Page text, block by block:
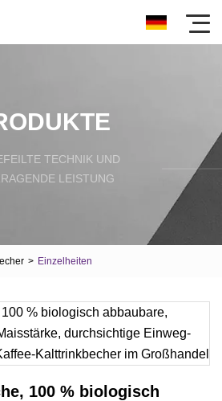
TECHNIK UND
LEISTUNG
> Einzelheiten
100 % biologisch